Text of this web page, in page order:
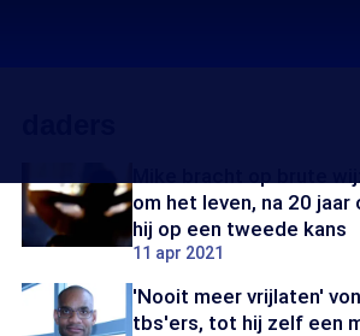
om het leven, na 20
hij op een tweede kans
11 apr 2021
'Nooit meer vrijlaten'
tbs'ers, tot hij zelf een